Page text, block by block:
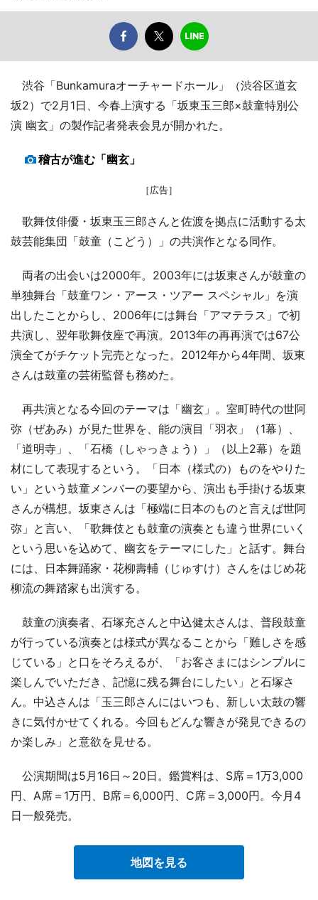
渋谷「Bunkamuraオーチャードホール」（渋谷区道玄
坂2）で2月1日、今春上演する「坂東玉三郎×鼓童特別公
演 幽玄」の製作記者発表会見が開かれた。
稽古が進む「幽玄」
［広告］
歌舞伎俳優・坂東玉三郎さんと佐渡を拠点に活動する太
鼓芸能集団「鼓童（こどう）」の共演作となる同作。
両者の出会いは2000年。2003年には坂東さんが鼓童の
単独舞台「鼓童ワン・アース・ツアー スペシャル」を演
出したことからし、2006年には舞台「アマテラス」で初
共演し、翌年歌舞伎座で再演。2013年の再再演では67公
演全てがチケット完売となった。2012年から4年間、坂東
さんは鼓童の芸術監督も務めた。
再共演となる今回のテーマは「幽玄」。室町時代の世阿
弥（ぜあみ）が見た世界を、能の演目「羽衣」（1幕）、
「道明寺」、「石橋（しゃっきょう）」（以上2幕）を題
材にして表現するという。「日本（様式の）ものをやりた
い」という鼓童メンバーの要望から、演出も手掛ける坂東
さんが構想。坂東さんは「極端に日本のものと言えば世阿
弥」と言い、「歌舞伎とも鼓童の演奏とも違う世界にいく
という思いを込めて、幽玄をテーマにした」と話す。舞台
には、日本舞踊家・花柳壽輔（じゅすけ）さんをはじめ花
柳流の舞踏家も出演する。
鼓童の演奏者、石塚充さんと中込健太さんは、普段鼓童
が行っている演奏とは様式が異なることから「難しさを感
じている」と口をそろえるが、「お客さまにはシンプルに
楽しんでいただき、記憶に残る舞台にしたい」と石塚さ
ん。中込さんは「玉三郎さんにはいつも、新しい太鼓の響
きに気付かせてくれる。今回もどんな響きが発見できるの
か楽しみ」と意欲を見せる。
公演期間は5月16日～20日。鑑賞料は、S席＝1万3,000
円、A席＝1万円、B席＝6,000円、C席＝3,000円。今月4
日一般発売。
地図を見る